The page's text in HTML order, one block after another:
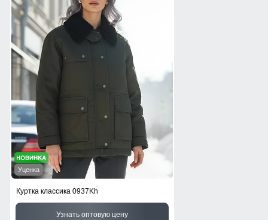
Уценка
Куртка классика 0937Kh
Узнать оптовую цену